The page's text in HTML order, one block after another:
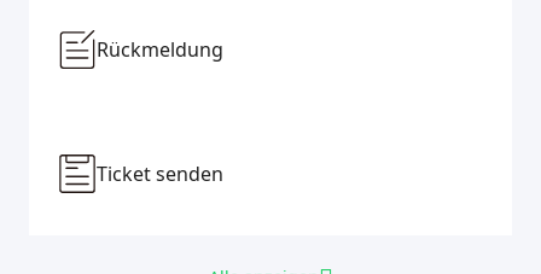
Rückmeldung
Ticket senden